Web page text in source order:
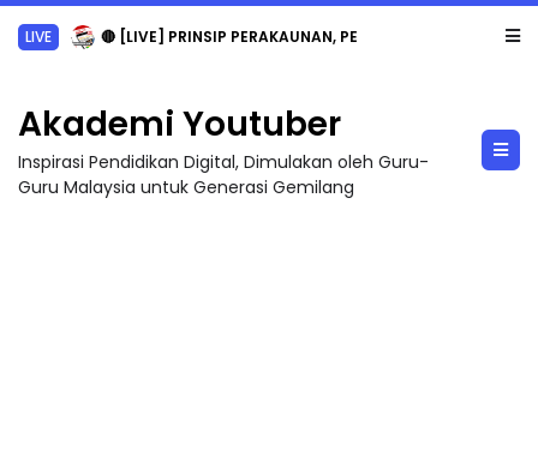
LIVE 🔴 [LIVE] PRINSIP PERAKAUNAN, PECUT SKOR SOALAN 1 TRIAL OLEH CIKGU WAN...
Akademi Youtuber
Inspirasi Pendidikan Digital, Dimulakan oleh Guru-
Guru Malaysia untuk Generasi Gemilang